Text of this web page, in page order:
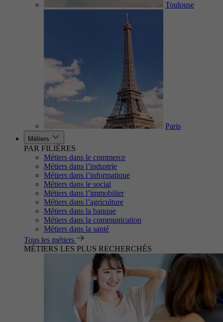
Toulouse
Paris
Métiers
PAR FILIÈRES
Métiers dans le commerce
Métiers dans l’industrie
Métiers dans l’informatique
Métiers dans le social
Métiers dans l’immobilier
Métiers dans l’agriculture
Métiers dans la banque
Métiers dans la communication
Métiers dans la santé
Tous les métiers
MÉTIERS LES PLUS RECHERCHÉS